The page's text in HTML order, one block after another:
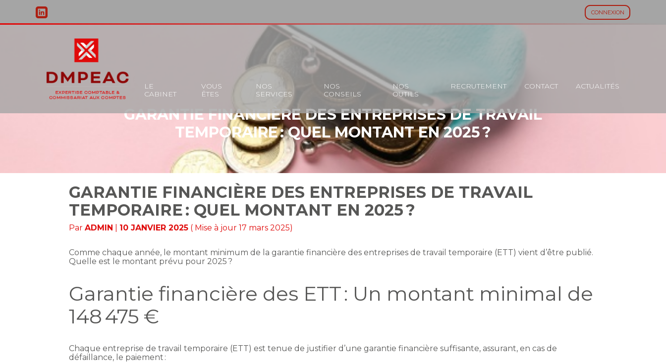
CONNEXION
au
Principal
LE
CABINET
VOUS
ÊTES
NOS
SERVICES
NOS
CONSEILS
NOS
OUTILS
RECRUTEMENT CONTACT ACTUALITÉS
GARANTIE FINANCIÈRE DES ENTREPRISES DE TRAVAIL
TEMPORAIRE : QUEL MONTANT EN 2025 ?
GARANTIE FINANCIÈRE DES ENTREPRISES DE TRAVAIL
TEMPORAIRE : QUEL MONTANT EN 2025 ?
ParADMIN 10 JANVIER 2025 ( Mise à jour 17 mars 2025)
Comme chaque année, le montant minimum de la garantie financière des entreprises de travail temporaire (ETT) vient d’être publié.
Quelle est le montant prévu pour 2025 ?
Garantie financière des ETT : Un montant minimal de
148 475 €
Chaque entreprise de travail temporaire (ETT) est tenue de justifier d’une garantie financière suffisante, assurant, en cas de
défaillance, le paiement :